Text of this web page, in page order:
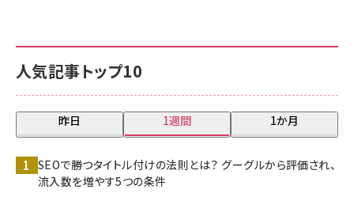
人気記事トップ10
昨日 1週間 1か月
SEOで勝つタイトル付けの法則とは？ グーグルから評価され、
流入数を増やす5つの条件